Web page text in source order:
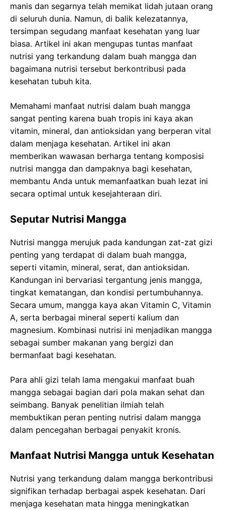
manis dan segarnya telah memikat lidah jutaan orang
di seluruh dunia. Namun, di balik kelezatannya,
tersimpan segudang manfaat kesehatan yang luar
biasa. Artikel ini akan mengupas tuntas manfaat
nutrisi yang terkandung dalam buah mangga dan
bagaimana nutrisi tersebut berkontribusi pada
kesehatan tubuh kita.
Memahami manfaat nutrisi dalam buah mangga
sangat penting karena buah tropis ini kaya akan
vitamin, mineral, dan antioksidan yang berperan vital
dalam menjaga kesehatan. Artikel ini akan
memberikan wawasan berharga tentang komposisi
nutrisi mangga dan dampaknya bagi kesehatan,
membantu Anda untuk memanfaatkan buah lezat ini
secara optimal untuk kesejahteraan diri.
Seputar Nutrisi Mangga
Nutrisi mangga merujuk pada kandungan zat-zat gizi
penting yang terdapat di dalam buah mangga,
seperti vitamin, mineral, serat, dan antioksidan.
Kandungan ini bervariasi tergantung jenis mangga,
tingkat kematangan, dan kondisi pertumbuhannya.
Secara umum, mangga kaya akan Vitamin C, Vitamin
A, serta berbagai mineral seperti kalium dan
magnesium. Kombinasi nutrisi ini menjadikan mangga
sebagai sumber makanan yang bergizi dan
bermanfaat bagi kesehatan.
Para ahli gizi telah lama mengakui manfaat buah
mangga sebagai bagian dari pola makan sehat dan
seimbang. Banyak penelitian ilmiah telah
membuktikan peran penting nutrisi dalam mangga
dalam pencegahan berbagai penyakit kronis.
Manfaat Nutrisi Mangga untuk Kesehatan
Nutrisi yang terkandung dalam mangga berkontribusi
signifikan terhadap berbagai aspek kesehatan. Dari
menjaga kesehatan mata hingga meningkatkan